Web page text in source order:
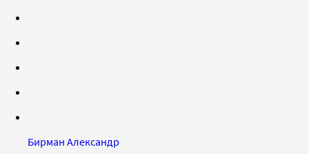
Бирман Александр